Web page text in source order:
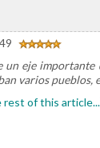
un eje importante
varios pueblos,
rest of this